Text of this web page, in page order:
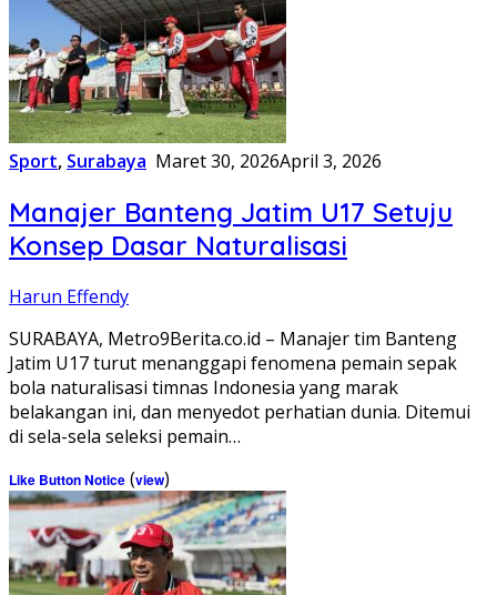
Sport, Surabaya Maret 30, 2026April 3, 2026
Manajer Banteng Jatim U17 Setuju
Konsep Dasar Naturalisasi
Harun Effendy
SURABAYA, Metro9Berita.co.id – Manajer tim Banteng
Jatim U17 turut menanggapi fenomena pemain sepak
bola naturalisasi timnas Indonesia yang marak
belakangan ini, dan menyedot perhatian dunia. Ditemui
di sela-sela seleksi pemain…
Like Button Notice (view)